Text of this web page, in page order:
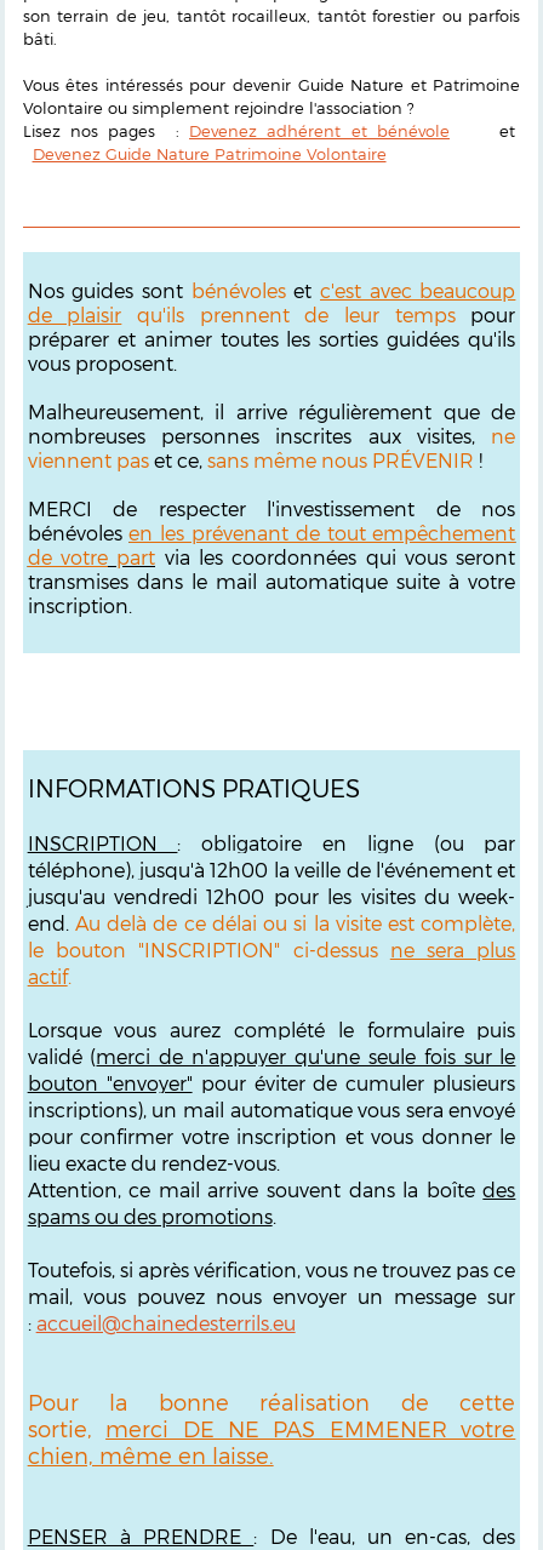
son terrain de jeu, tantôt rocailleux, tantôt forestier ou parfois
bâti.
Vous êtes intéressés pour devenir Guide Nature et Patrimoine
Volontaire ou simplement rejoindre l'association ?
Lisez nos pages : Devenez adhérent et bénévole et
Devenez Guide Nature Patrimoine Volontaire
Nos guides sont bénévolesetc'est avec beaucoup
de plaisir qu'ils prennent de leur tempspour
préparer et animer toutes les sorties guidées qu'ils
vous proposent.
Malheureusement, il arrive régulièrement que de
nombreuses personnes inscrites aux visites, ne
viennent paset ce, sans même nous PRÉVENIR !
MERCI de respecter l'investissement de nos
bénévolesen les prévenant de tout empêchement
de votrepart via les coordonnées qui vous seront
transmises dans le mail automatique suite à votre
inscription.
INFORMATIONS PRATIQUES
INSCRIPTION : obligatoire en ligne (ou par
téléphone), jusqu'à 12h00 la veille de l'événement et
jusqu'au vendredi 12h00 pour les visites du week-
end. Au delà de ce délai ou si la visite est complète,
le bouton "INSCRIPTION" ci-dessus ne sera plus
actif.
Lorsque vous aurez complété le formulaire puis
validé (merci de n'appuyer qu'une seule fois sur le
bouton "envoyer" pour éviter de cumuler plusieurs
inscriptions), un mail automatique vous sera envoyé
pour confirmer votre inscription et vous donner le
lieu exacte du rendez-vous.
Attention, ce mail arrive souvent dans la boîtedes
spams ou des promotions.
Toutefois, si après vérification, vous ne trouvez pas ce
mail, vous pouvez nous envoyer un message sur
: accueil@chainedesterrils.eu
Pour la bonne réalisation de cette
sortie, merci DE NE PAS EMMENER votre
chien, même en laisse.
PENSER à PRENDRE : De l'eau, un en-cas, des